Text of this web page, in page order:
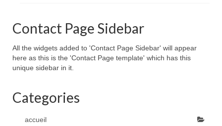
Contact Page Sidebar
All the widgets added to 'Contact Page Sidebar' will appear
here as this is the 'Contact Page template' which has this
unique sidebar in it.
Categories
accueil